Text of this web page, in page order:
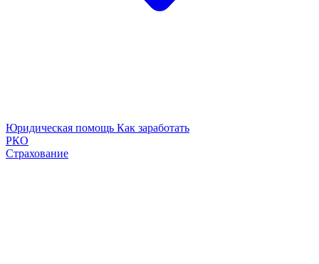
Юридическая помощь Как заработать
РКО
Страхование